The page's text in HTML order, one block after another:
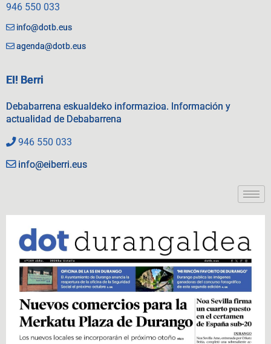
946 550 033
info@dotb.eus
agenda@dotb.eus
EI! Berri
Debabarrena eskualdeko informazioa. Información y
actualidad de Debabarrena
946 550 033
info@eiberri.eus